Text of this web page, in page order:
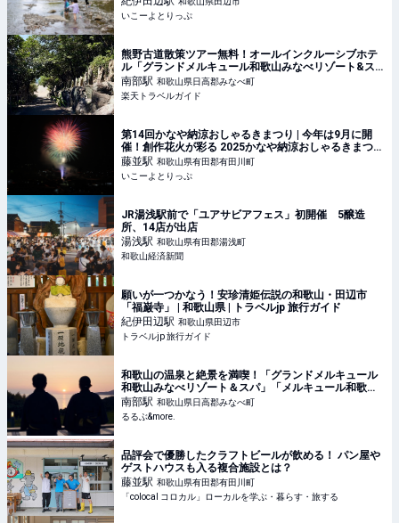
ン | 和歌山県田辺市 | いこーよとりっぷ
いこーよとりっぷ
熊野古道散策ツアー無料！オールインクルーシブホテ
ル「グランドメルキュール和歌山みなべリゾート&ス
パ」 【楽天トラベル】
南部駅 和歌山県日高郡みなべ町
楽天トラベルガイド
第14回かなや納涼おしゃるきまつり | 今年は9月に開
催！創作花火が彩る 2025かなや納涼おしゃるきまつり
| 和歌山県有田郡有田川町 | いこーよとりっぷ
藤並駅 和歌山県有田郡有田川町
いこーよとりっぷ
JR湯浅駅前で「ユアサビアフェス」初開催 5醸造
所、14店が出店
湯浅駅 和歌山県有田郡湯浅町
和歌山経済新聞
願いが一つかなう！安珍清姫伝説の和歌山・田辺市
「福巌寺」 | 和歌山県 | トラベルjp 旅行ガイド
紀伊田辺駅 和歌山県田辺市
トラベルjp 旅行ガイド
和歌山の温泉と絶景を満喫！「グランドメルキュール
和歌山みなべリゾート＆スパ」「メルキュール和歌山
串本リゾート＆スパ」｜るるぶ&more.
南部駅 和歌山県日高郡みなべ町
るるぶ&more.
品評会で優勝したクラフトビールが飲める！ パン屋や
ゲストハウスも入る複合施設とは？
藤並駅 和歌山県有田郡有田川町
「colocal コロカル」ローカルを学ぶ・暮らす・旅する